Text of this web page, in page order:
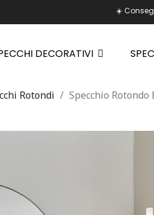
☀️
DECORATIVI
Rotondi Specchio